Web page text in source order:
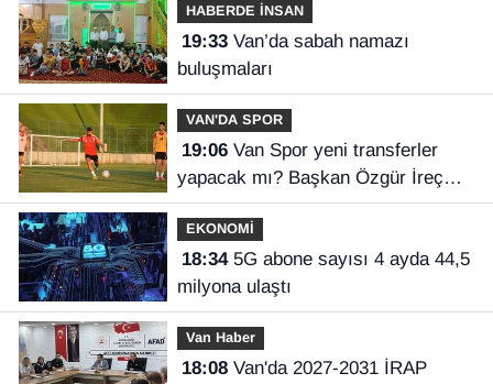
HABERDE İNSAN
19:33Van’da sabah namazı
buluşmaları
VAN'DA SPOR
19:06Van Spor yeni transferler
yapacak mı? Başkan Özgür İreç
İlhan açıkladı
EKONOMİ
18:345G abone sayısı 4 ayda 44,5
milyona ulaştı
Van Haber
18:08Van'da 2027-2031 İRAP